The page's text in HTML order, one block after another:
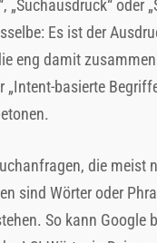
oder
Es ist der
damit
basierte
die meist
sind Wörter oder
So kann Google